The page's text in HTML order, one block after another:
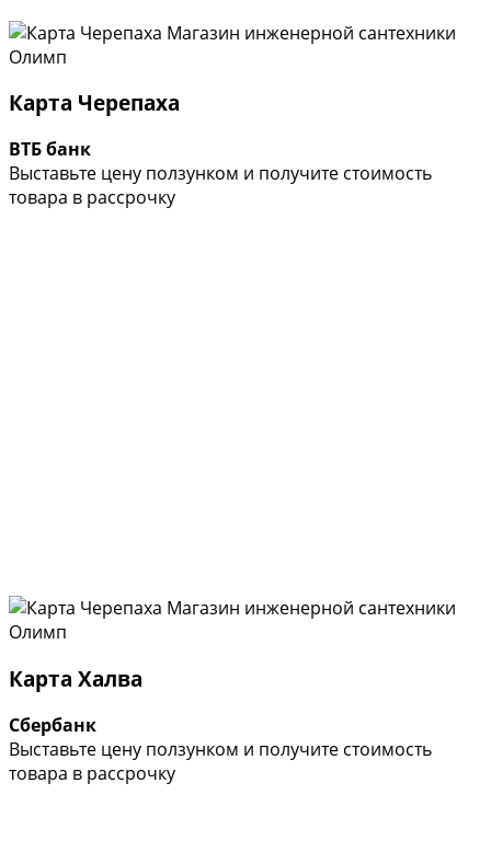
Карта Черепаха
ВТБ банк
Выставьте цену ползунком и получите стоимость
товара в рассрочку
Карта Халва
Сбербанк
Выставьте цену ползунком и получите стоимость
товара в рассрочку